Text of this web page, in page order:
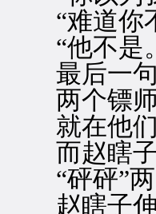
“难道你
“他不是
最后一句
两个镖师
就在他们
而赵瞎子
“砰砰”两
赵瞎子伸